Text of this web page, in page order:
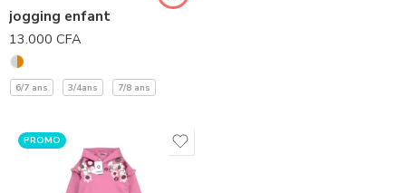
jogging enfant
13.000 CFA
6/7 ans 3/4ans 7/8 ans
PROMO